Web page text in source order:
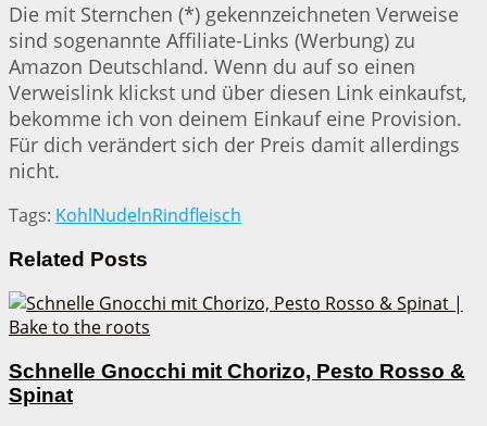
Die mit Sternchen (*) gekennzeichneten Verweise
sind sogenannte Affiliate-Links (Werbung) zu
Amazon Deutschland. Wenn du auf so einen
Verweislink klickst und über diesen Link einkaufst,
bekomme ich von deinem Einkauf eine Provision.
Für dich verändert sich der Preis damit allerdings
nicht.
Tags: KohlNudelnRindfleisch
Related Posts
Schnelle Gnocchi mit Chorizo, Pesto Rosso &
Spinat